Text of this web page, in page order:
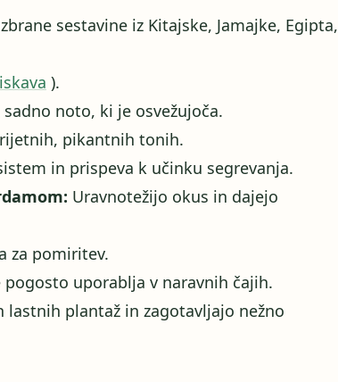
sestavine iz Kitajske, Jamajke, Egipta,
).
noto, ki je osvežujoča.
pikantnih tonih.
in prispeva k učinku segrevanja.
Uravnotežijo okus in dajejo
za pomiritev.
pogosto uporablja v naravnih čajih.
lastnih plantaž in zagotavljajo nežno